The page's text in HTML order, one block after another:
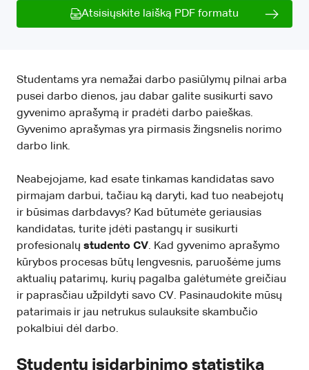
Atsisiųskite laišką PDF formatu
Studentams yra nemažai darbo pasiūlymų pilnai arba
pusei darbo dienos, jau dabar galite susikurti savo
gyvenimo aprašymą ir pradėti darbo paieškas.
Gyvenimo aprašymas yra pirmasis žingsnelis norimo
darbo link.
Neabejojame, kad esate tinkamas kandidatas savo
pirmajam darbui, tačiau ką daryti, kad tuo neabejotų
ir būsimas darbdavys? Kad būtumėte geriausias
kandidatas, turite įdėti pastangų ir susikurti
profesionalų studento CV. Kad gyvenimo aprašymo
kūrybos procesas būtų lengvesnis, paruošėme jums
aktualių patarimų, kurių pagalba galėtumėte greičiau
ir paprasčiau užpildyti savo CV. Pasinaudokite mūsų
patarimais ir jau netrukus sulauksite skambučio
pokalbiui dėl darbo.
Studentų įsidarbinimo statistika